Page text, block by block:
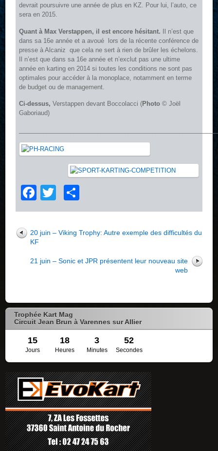
devrait poursuivre une année de plus en KZ. Pour lui, l’auto, ce
sera en 2015.
Quant à Max Verstappen, il est encore hésitant. Il n’est que
dans sa 16e année et a avoué  lors de la récente conférence de
presse à Alcaniz  que cela ne sert à rien de brûler les échelons.
Il n’est que dans sa 16e année et n’exclut pas une ultime
année en karting en 2014 si toutes les conditions ne sont pas
optimales pour accéder à la monoplace, notamment en terme
de budget ou de management.
Ci-dessus, Verstappen devant Boccolacci (Photo © Joël
Gaboriaud)
Facebook
Twitter
20 juin – Viking Trophy: Autre exemple des difficultés du
KF
21 juin – Sonic et JPR présentent leur nouveau site
web
Trophée Kart Mag
Circuit Jean Brun à Varennes sur Allier
15 18 3 52
Jours Heures Minutes Secondes